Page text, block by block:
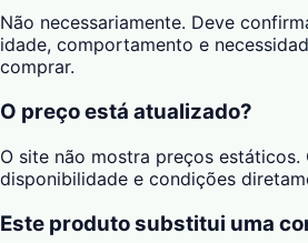
Não necessariamente. Deve
idade, comportamento e
comprar.
O preço está atualizado?
O site não mostra preços estáticos.
disponibilidade e condições
Este produto substitui uma